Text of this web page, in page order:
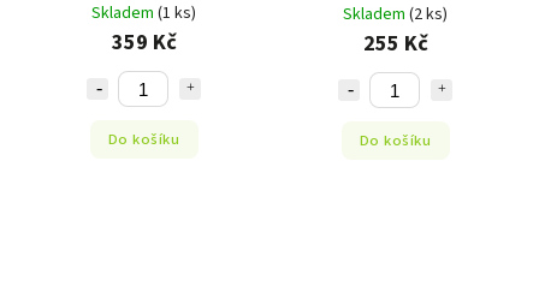
Skladem (1 ks)
359 Kč
Do košíku
Skladem (2 ks)
255 Kč
Do košíku